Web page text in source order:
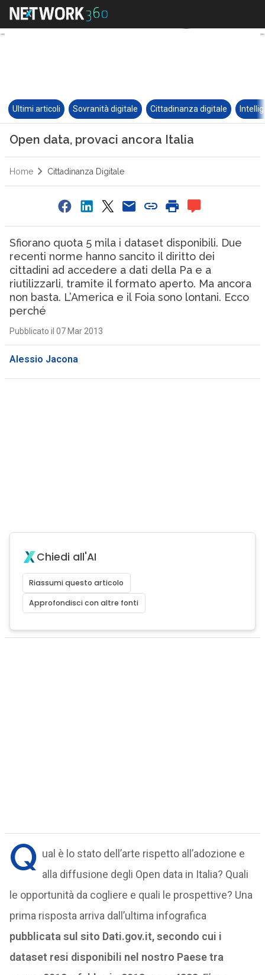
Ultimi articoli Sovranità digitale Cittadinanza digitale
Open data, provaci ancora Italia
Home Cittadinanza Digitale
Sfiorano quota 5 mila i dataset disponibili. Due
recenti norme hanno sancito il diritto dei
cittadini ad accedere a dati della Pa e a
riutilizzarli, tramite il formato aperto. Ma ancora
non basta. L’America e il Foia sono lontani. Ecco
perché
Pubblicato il 07 Mar 2013
Alessio Jacona
Chiedi all'AI
Riassumi questo articolo
Approfondisci con altre fonti
Q ual è lo stato dell’arte rispetto all’adozione e
alla diffusione degli Open data in Italia? Quali
le opportunità da cogliere e quali le prospettive? Una
prima risposta arriva dall’ultima infografica
pubblicata sul sito Dati.gov.it, secondo cui i
dataset resi disponibili nel nostro Paese tra